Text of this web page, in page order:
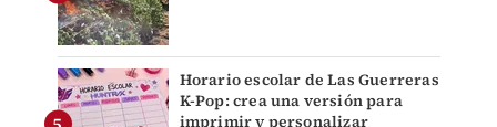
Horario escolar de Las Guerreras
K-Pop: crea una versión para
imprimir y personalizar